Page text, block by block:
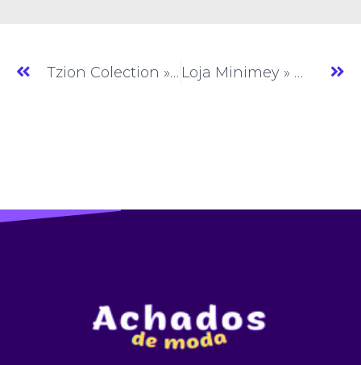
Tzion Colection » Moda Feminina » CE » (#AM352) Loja Minimey » Moda Feminina » CE » (#AM354)